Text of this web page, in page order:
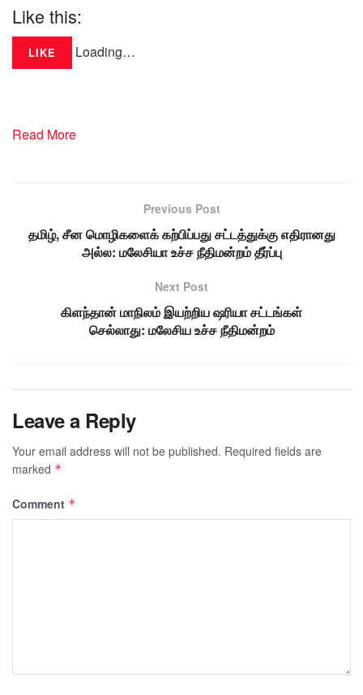
Like this:
LIKE Loading…
Read More
Previous Post
தமிழ், சீன மொழிகளைக் கற்பிப்பது சட்டத்துக்கு எதிரானது
அல்ல: மலேசியா உச்ச நீதிமன்றம் தீர்ப்பு
Next Post
கிளந்தான் மாநிலம் இயற்றிய ஷரியா சட்டங்கள்
செல்லாது: மலேசிய உச்ச நீதிமன்றம்
Leave a Reply
Your email address will not be published. Required fields are
marked *
Comment *